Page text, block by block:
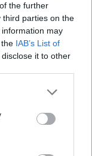
the further
third parties on the
information may
IAB’s List of
it to other